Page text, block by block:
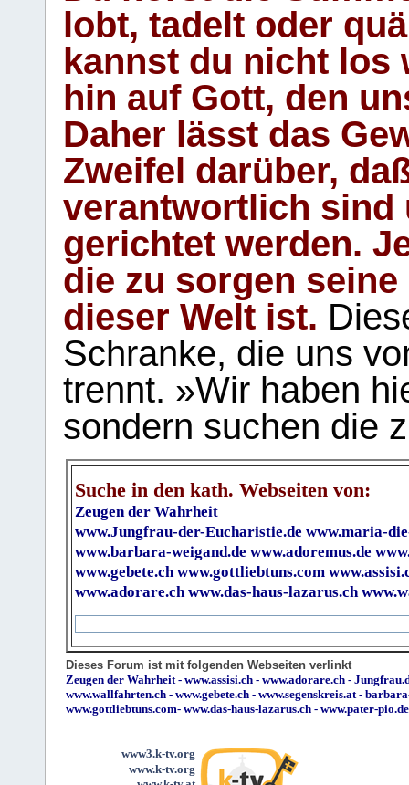
lobt, tadelt oder
kannst du nicht los
hin auf Gott, den
Daher lässt das
Zweifel darüber,
verantwortlich sind
gerichtet werden.
die zu sorgen
dieser Welt ist.
Schranke, die uns
trennt. »Wir haben
sondern suchen die
Suche in den kath. Webseiten von:
Zeugen der Wahrheit
www.Jungfrau-der-Eucharistie.de www.maria-
www.barbara-weigand.de www.adoremus.de
www.gebete.ch www.gottliebtuns.com
www.adorare.ch www.das-haus-lazarus.ch
Dieses Forum ist mit folgenden Webseiten verlinkt
Zeugen der Wahrheit- www.assisi.ch - www.adorare.ch -
www.wallfahrten.ch - www.gebete.ch - www.segenskreis.at-
www.gottliebtuns.com- www.das-haus-lazarus.ch - www.pater-pio.de
www3.k-tv.org
www.k-tv.org